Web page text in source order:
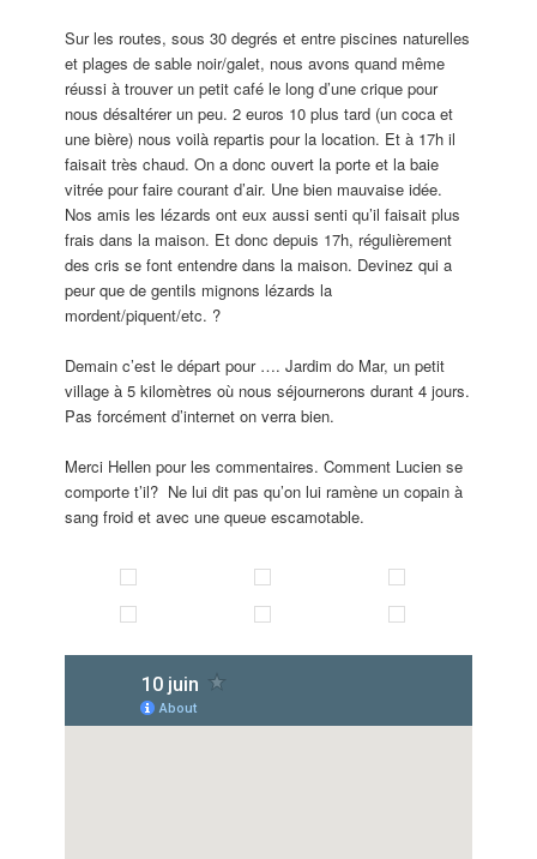
Sur les routes, sous 30 degrés et entre piscines naturelles
et plages de sable noir/galet, nous avons quand même
réussi à trouver un petit café le long d’une crique pour
nous désaltérer un peu. 2 euros 10 plus tard (un coca et
une bière) nous voilà repartis pour la location. Et à 17h il
faisait très chaud. On a donc ouvert la porte et la baie
vitrée pour faire courant d’air. Une bien mauvaise idée.
Nos amis les lézards ont eux aussi senti qu’il faisait plus
frais dans la maison. Et donc depuis 17h, régulièrement
des cris se font entendre dans la maison. Devinez qui a
peur que de gentils mignons lézards la
mordent/piquent/etc. ?
Demain c’est le départ pour …. Jardim do Mar, un petit
village à 5 kilomètres où nous séjournerons durant 4 jours.
Pas forcément d’internet on verra bien.
Merci Hellen pour les commentaires. Comment Lucien se
comporte t’il? Ne lui dit pas qu’on lui ramène un copain à
sang froid et avec une queue escamotable.